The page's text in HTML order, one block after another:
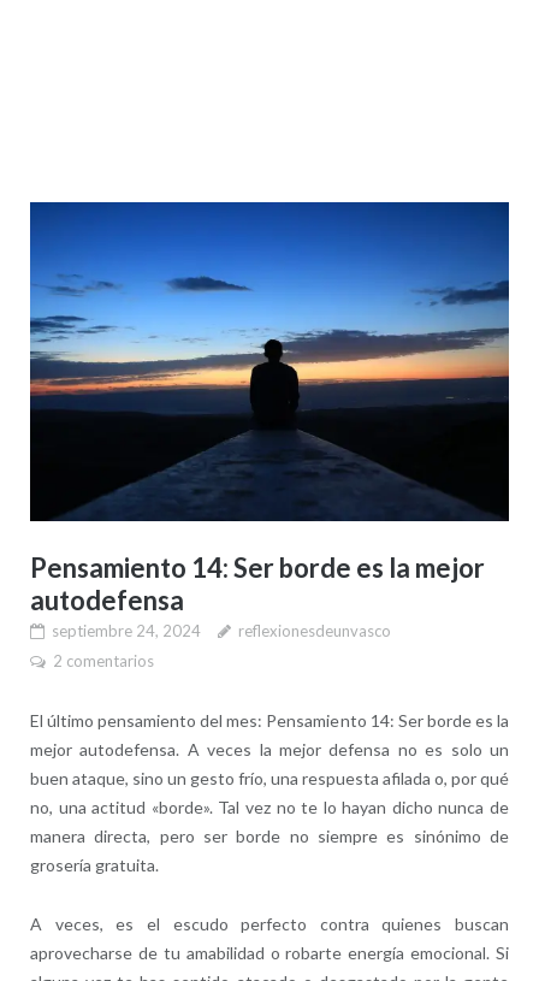
Pensamiento 14: Ser borde es la mejor
autodefensa
septiembre 24, 2024
reflexionesdeunvasco
2 comentarios
El último pensamiento del mes: Pensamiento 14: Ser borde es la
mejor autodefensa. A veces la mejor defensa no es solo un
buen ataque, sino un gesto frío, una respuesta afilada o, por qué
no, una actitud «borde». Tal vez no te lo hayan dicho nunca de
manera directa, pero ser borde no siempre es sinónimo de
grosería gratuita.
A veces, es el escudo perfecto contra quienes buscan
aprovecharse de tu amabilidad o robarte energía emocional. Si